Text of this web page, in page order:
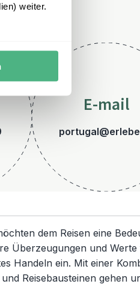
weiter.
E-mail
dem Reisen eine
Überzeugungen und Werte
Handeln ein. Mit einer
Reisebausteinen gehen